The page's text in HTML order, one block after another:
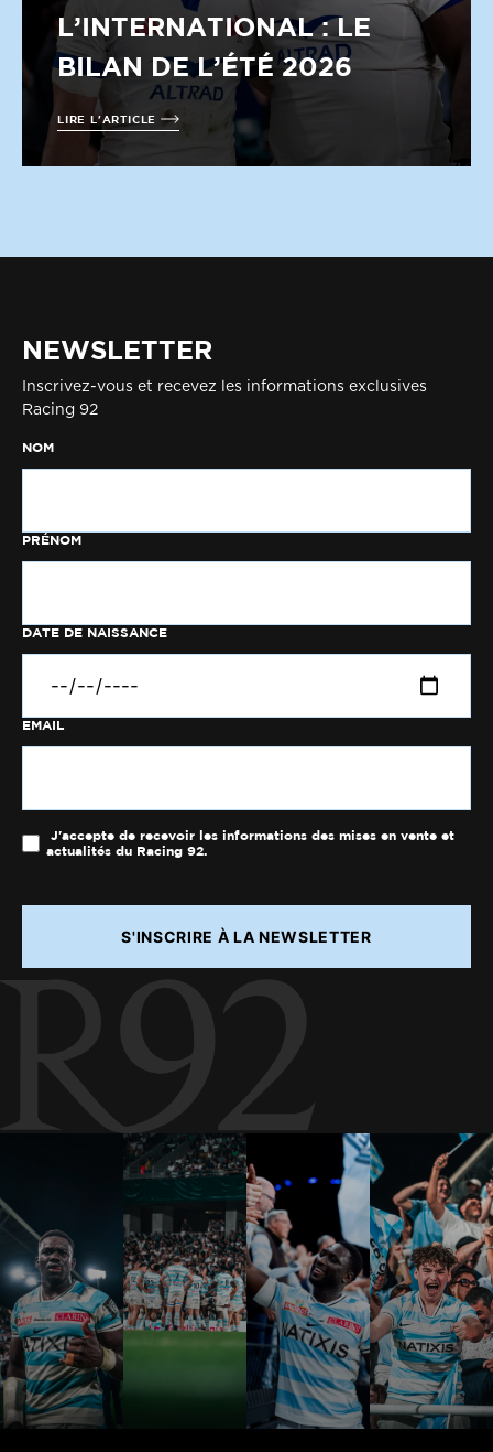
L’INTERNATIONAL : LE
BILAN DE L’ÉTÉ 2026
LIRE L'ARTICLE
NEWSLETTER
Inscrivez-vous et recevez les informations exclusives
Racing 92
NOM
PRÉNOM
DATE DE NAISSANCE
EMAIL
J'accepte de recevoir les informations des mises en vente et
actualités du Racing 92.
S'INSCRIRE À LA NEWSLETTER